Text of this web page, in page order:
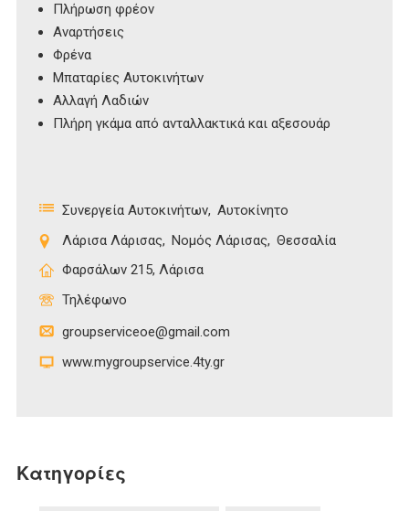
Πλήρωση φρέον
Αναρτήσεις
Φρένα
Μπαταρίες Αυτοκινήτων
Αλλαγή Λαδιών
Πλήρη γκάμα από ανταλλακτικά και αξεσουάρ
Συνεργεία Αυτοκινήτων Αυτοκίνητο
Λάρισα Λάρισας
Νομός Λάρισας
Θεσσαλία
Φαρσάλων 215, Λάρισα
Τηλέφωνο
groupserviceoe@gmail.com
www.mygroupservice.4ty.gr
Κατηγορίες